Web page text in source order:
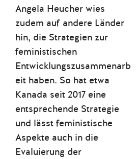
Angela Heucher wies
zudem auf andere Länder
hin, die Strategien zur
feministischen
Entwicklungszusammenarb
eit haben. So hat etwa
Kanada seit 2017 eine
entsprechende Strategie
und lässt feministische
Aspekte auch in die
Evaluierung der